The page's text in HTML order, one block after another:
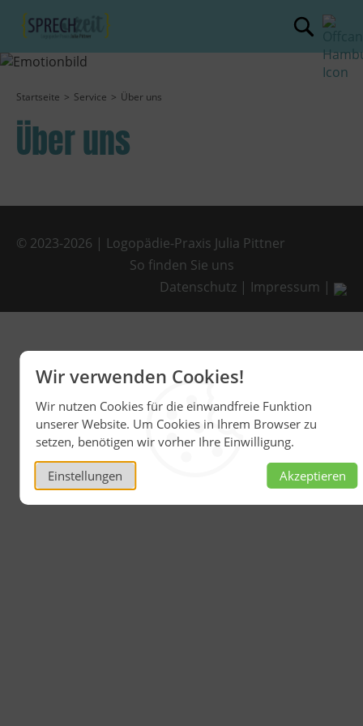
Wir verwenden Cookies!
Wir nutzen Cookies für die einwandfreie Funktion
unserer Website. Um Cookies in Ihrem Browser zu
setzen, benötigen wir vorher Ihre Einwilligung.
Einstellungen Akzeptieren
Startseite Service Über uns
Über uns
© 2023-2026 | Logopädie-Praxis Julia Pittner
So finden Sie uns
Datenschutz | Impressum |